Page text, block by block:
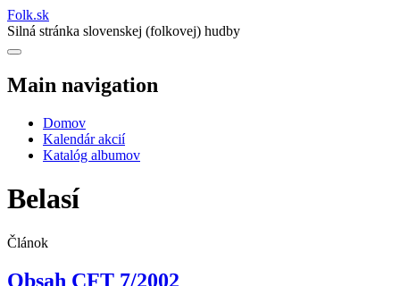
Folk.sk
Silná stránka slovenskej (folkovej) hudby
Main navigation
Domov
Kalendár akcií
Katalóg albumov
Belasí
Článok
Obsah CFT 7/2002